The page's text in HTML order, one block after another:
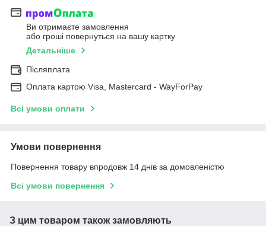
Ви отримаєте замовлення
або гроші повернуться на вашу картку
Детальніше
Післяплата
Оплата картою Visa, Mastercard - WayForPay
Всі умови оплати
Умови повернення
Повернення товару впродовж 14 днів за домовленістю
Всі умови повернення
З цим товаром також замовляють